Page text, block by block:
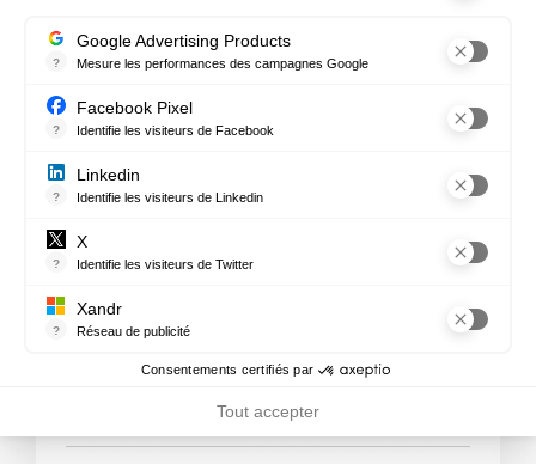
?
Google Advertising Products
Mesure les performances des campagnes Google
?
Facebook Pixel
Identifie les visiteurs de Facebook
?
Linkedin
Identifie les visiteurs de Linkedin
?
X
Identifie les visiteurs de Twitter
?
Xandr
Réseau de publicité
Consentements certifiés par
Tout accepter
:
Certification RNCP Niveau 4 (~bac)